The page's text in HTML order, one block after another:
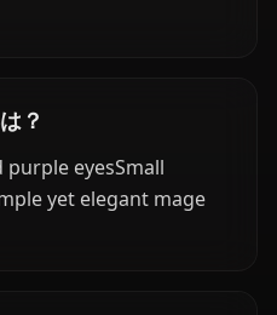
？
eyesSmall
yet elegant mage